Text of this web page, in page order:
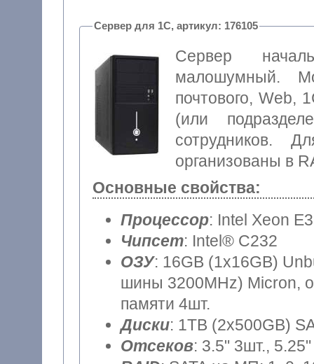
Сервер для 1С, артикул: 176105
Сервер
малошумный.
почтового, Web,
(или
сотрудников.
организованы в
Основные свойства:
Процессор: Intel Xeon
Чипсет: Intel® C232
ОЗУ: 16GB (1x16GB)
шины 3200MHz) Micron,
памяти 4шт.
Диски: 1TB (2x500GB)
Отсеков: 3.5" 3шт.,